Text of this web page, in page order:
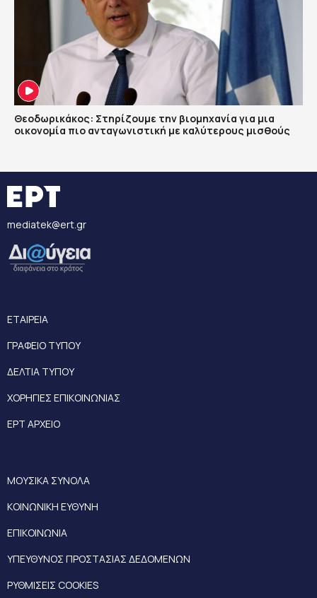
Θεοδωρικάκος: Στηρίζουμε την βιομηχανία για μια
οικονομία πιο ανταγωνιστική με καλύτερους μισθούς
mediatek@ert.gr
ΕΤΑΙΡΕΙΑ
ΓΡΑΦΕΙΟ ΤΥΠΟΥ
ΔΕΛΤΙΑ ΤΥΠΟΥ
ΧΟΡΗΓΙΕΣ ΕΠΙΚΟΙΝΩΝΙΑΣ
ΕΡΤ ΑΡΧΕΙΟ
ΜΟΥΣΙΚΑ ΣΥΝΟΛΑ
ΚΟΙΝΩΝΙΚΗ ΕΥΘΥΝΗ
ΕΠΙΚΟΙΝΩΝΙΑ
ΥΠΕΥΘΥΝΟΣ ΠΡΟΣΤΑΣΙΑΣ ΔΕΔΟΜΕΝΩΝ
ΡΥΘΜΙΣΕΙΣ COOKIES